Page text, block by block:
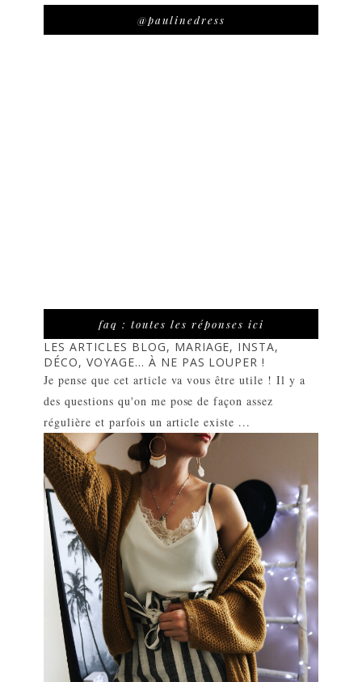
@paulinedress
faq : toutes les réponses ici
LES ARTICLES BLOG, MARIAGE, INSTA,
DÉCO, VOYAGE... À NE PAS LOUPER !
Je pense que cet article va vous être utile ! Il y a
des questions qu'on me pose de façon assez
régulière et parfois un article existe ...